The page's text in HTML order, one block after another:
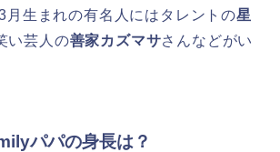
月生まれの有名人にはタレントの星
い芸人の善家カズマサさんなどがい
パパの身長は？